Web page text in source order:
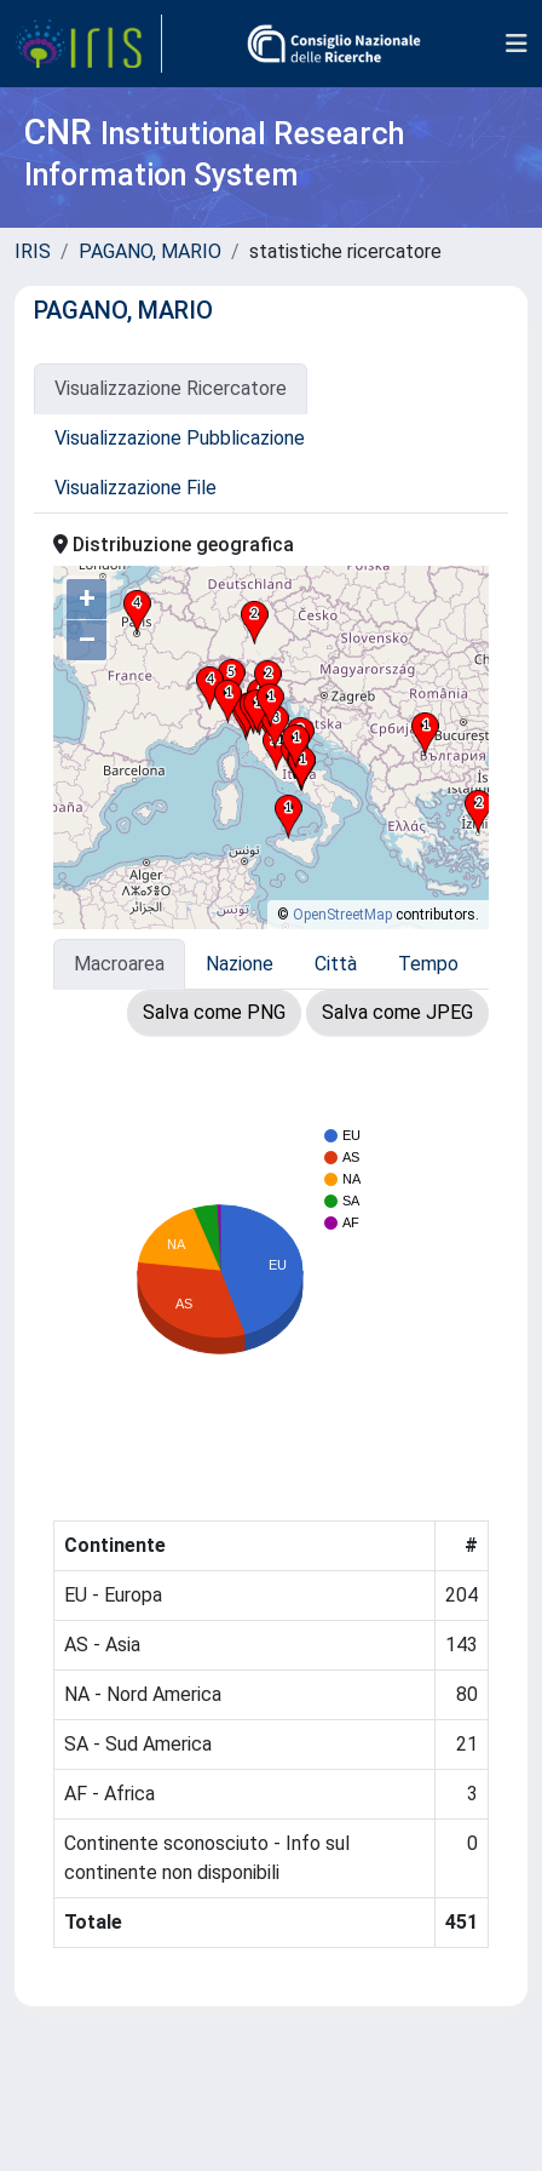
CNR Institutional Research
Information System
IRIS PAGANO, MARIO statistiche ricercatore
PAGANO, MARIO
Visualizzazione Ricercatore
Visualizzazione Pubblicazione
Visualizzazione File
Distribuzione geografica
+
–
© OpenStreetMap contributors.
Macroarea Nazione Città Tempo
Salva come PNG Salva come JPEG
EU
AS
NA
SA
AF
EU
NA
AS
Continente #
EU - Europa 204
AS - Asia 143
NA - Nord America 80
SA - Sud America 21
AF - Africa 3
Continente sconosciuto - Info sul
continente non disponibili
0
Totale 451